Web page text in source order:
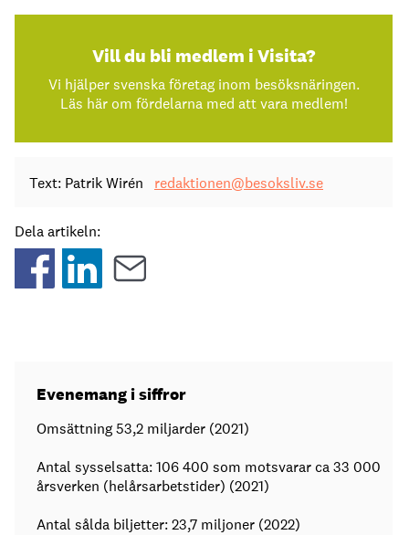
Vill du bli medlem i Visita?
Vi hjälper svenska företag inom besöksnäringen.
Läs här om fördelarna med att vara medlem!
Text: Patrik Wirén redaktionen@besoksliv.se
Dela artikeln:
Evenemang i siffror
Omsättning 53,2 miljarder (2021)
Antal sysselsatta: 106 400 som motsvarar ca 33 000
årsverken (helårsarbetstider) (2021)
Antal sålda biljetter: 23,7 miljoner (2022)